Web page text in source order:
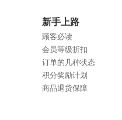
新手上路
顾客必读
会员等级折扣
订单的几种状态
积分奖励计划
商品退货保障